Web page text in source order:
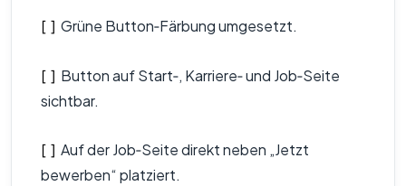
[ ] Grüne Button‑Färbung umgesetzt.
[ ] Button auf Start‑, Karriere‑ und Job‑Seite
sichtbar.
[ ] Auf der Job‑Seite direkt neben „Jetzt
bewerben“ platziert.